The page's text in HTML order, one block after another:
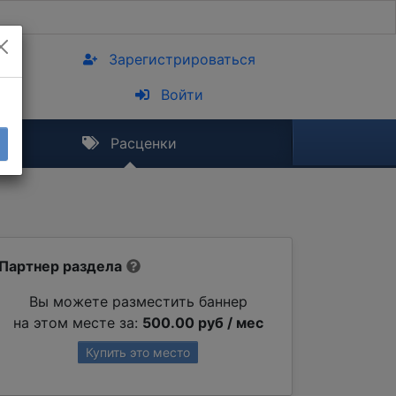
Зарегистрироваться
Войти
Расценки
Партнер раздела
Вы можете разместить баннер
на этом месте за: 500.00 руб / мес
Купить это место